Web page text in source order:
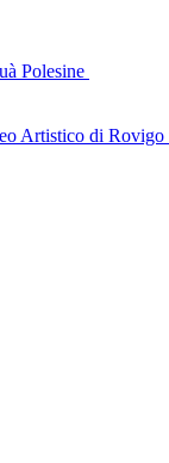
Polesine
Artistico di